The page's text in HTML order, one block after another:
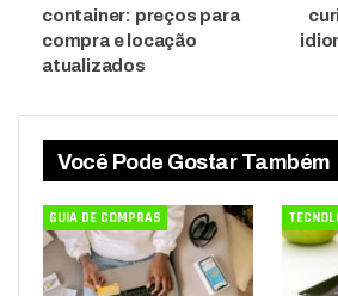
container: preços para
compra e locação
atualizados
Você Pode Gostar Também
GUIA DE COMPRAS